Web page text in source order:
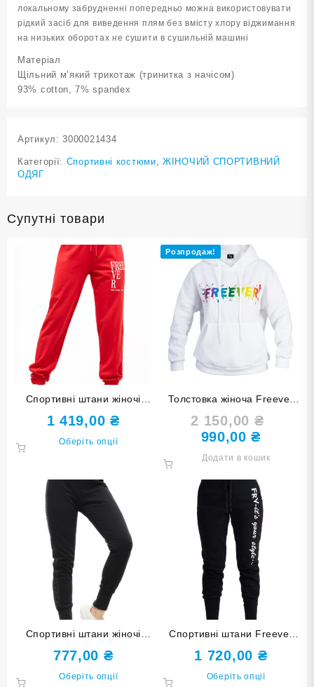
локальному забрудненні попередньо можна використовувати
рідкий засіб для виведення плям без вмісту хлору віджимання
на низьких оборотах не сушити в сушильній машині
Матеріал
Щільний м’який трикотаж (тринитка з начісом)
93% cotton, 7% spandex
Артикул:3000021434
Категорії: Cпортивні костюми,ЖІНОЧИЙ СПОРТИВНИЙ
ОДЯГ
Супутні товари
Спортивні штани жіночі
Freever UF 20812 червоні
1 419,00 ₴
Оберіть опції
можна
вибрати
на
сторінці
Розпродаж!
Толстовка жіноча Freever
WF 5409 біла
2 150,00 ₴
990,00₴
Додати в кошик
Спортивні штани жіночі
Freever UF 5821 чорні
777,00 ₴
Оберіть опції
Спортивні штани Freever
WF 5819 чорні
1 720,00 ₴
Оберіть опції